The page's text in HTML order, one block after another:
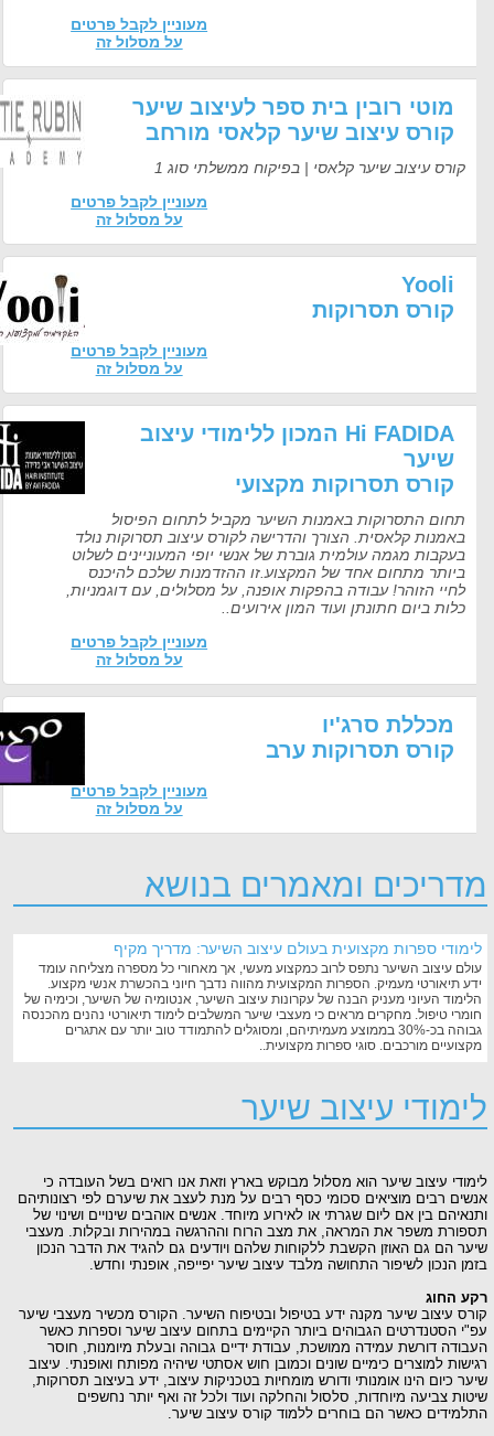
מעוניין לקבל פרטים
על מסלול זה
רובין בית ספר לעיצוב שיער
עיצוב שיער קלאסי מורחב
עיצוב שיער קלאסי | בפיקוח ממשלתי סוג 1
מעוניין לקבל פרטים
על מסלול זה
תסרוקות
מעוניין לקבל פרטים
על מסלול זה
Hi FADIDA המכון ללימודי עיצוב
תסרוקות מקצועי
התסרוקות באמנות השיער מקביל לתחום הפיסול
קלאסית. הצורך והדרישה לקורס עיצוב תסרוקות נולד
מגמה עולמית גוברת של אנשי יופי המעוניינים לשלוט
מתחום אחד של המקצוע.זו ההזדמנות שלכם להיכנס
הזוהר! עבודה בהפקות אופנה, על מסלולים, עם דוגמניות,
ביום חתונתן ועוד המון אירועים..
מעוניין לקבל פרטים
על מסלול זה
סרג'יו
תסרוקות ערב
מעוניין לקבל פרטים
על מסלול זה
ומאמרים בנושא
ספרות מקצועית בעולם עיצוב השיער: מדריך מקיף
השיער נתפס לרוב כמקצוע מעשי, אך מאחורי כל מספרה מצליחה עומד
מעמיק. הספרות המקצועית מהווה נדבך חיוני בהכשרת אנשי מקצוע.
העיוני מעניק הבנה של עקרונות עיצוב השיער, אנטומיה של השיער, וכימיה של
טיפול. מחקרים מראים כי מעצבי שיער המשלבים לימוד תיאורטי נהנים מהכנסה
גבוהה בכ-30% בממוצע מעמיתיהם, ומסוגלים להתמודד טוב יותר עם אתגרים
מורכבים. סוגי ספרות מקצועית..
עיצוב שיער
עיצוב שיער הוא מסלול מבוקש בארץ וזאת אנו רואים בשל העובדה כי
רבים מוציאים סכומי כסף רבים על מנת לעצב את שיערם לפי רצונותיהם
בין אם ליום שגרתי או לאירוע מיוחד. אנשים אוהבים שינויים ושינוי של
משפר את המראה, את מצב הרוח וההרגשה במהירות ובקלות. מעצבי
גם האוזן הקשבת ללקוחות שלהם ויודעים גם להגיד את הדבר הנכון
לשיפור התחושה מלבד עיצוב שיער יפייפה, אופנתי וחדש.
שיער מקנה ידע בטיפול ובטיפוח השיער. הקורס מכשיר מעצבי שיער
הגבוהים ביותר הקיימים בתחום עיצוב שיער וספרות כאשר
דורשת עמידה ממושכת, עבודת ידיים גבוהה ובעלת מיומנות, חוסר
למוצרים כימיים שונים וכמובן חוש אסתטי שיהיה מפותח ואופנתי. עיצוב
הינו אומנותי ודורש מומחיות בטכניקות עיצוב, ידע בעיצוב תסרוקות,
צביעה מיוחדות, סלסול והחלקה ועוד ולכל זה ואף יותר נחשפים
כאשר הם בוחרים ללמוד קורס עיצוב שיער.